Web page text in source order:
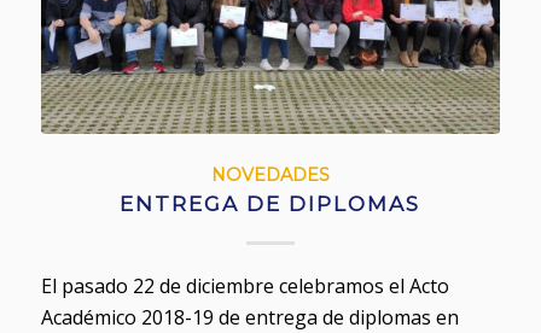
NOVEDADES
ENTREGA DE DIPLOMAS
El pasado 22 de diciembre celebramos el Acto
Académico 2018-19 de entrega de diplomas en